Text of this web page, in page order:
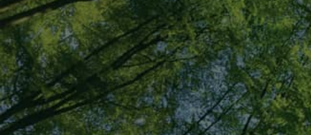
メールでのお問い合わせ